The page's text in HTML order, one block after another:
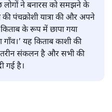
ने बनारस को समझने के
पंचक्रोशी यात्रा की और अपने
के रूप में छापा गया
यह किताब काशी की
संकलन है और सभी की
गई है।